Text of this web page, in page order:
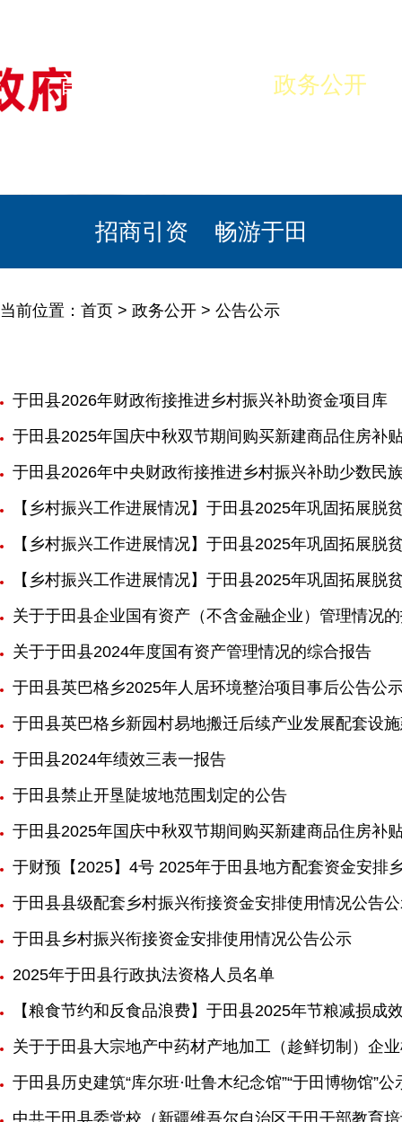
首页 政务公开
招商引资 畅游于田
当前位置： 首页 > 政务公开 > 公告公示
于田县2026年财政衔接推进乡村振兴补助资金项目库
于田县2025年国庆中秋双节期间购买新建商品住房补
于田县2026年中央财政衔接推进乡村振兴补助少数民
【乡村振兴工作进展情况】于田县2025年巩固拓展
【乡村振兴工作进展情况】于田县2025年巩固拓展脱
【乡村振兴工作进展情况】于田县2025年巩固拓展脱
关于于田县企业国有资产（不含金融企业）管理情况
关于于田县2024年度国有资产管理情况的综合报告
于田县英巴格乡2025年人居环境整治项目事后公告公
于田县英巴格乡新园村易地搬迁后续产业发展配套设
于田县2024年绩效三表一报告
于田县禁止开垦陡坡地范围划定的公告
于田县2025年国庆中秋双节期间购买新建商品住房补
于财预【2025】4号 2025年于田县地方配套资金安排
于田县县级配套乡村振兴衔接资金安排使用情况公告
于田县乡村振兴衔接资金安排使用情况公告公示
2025年于田县行政执法资格人员名单
【粮食节约和反食品浪费】于田县2025年节粮减损成
关于于田县大宗地产中药材产地加工（趁鲜切制）企
于田县历史建筑“库尔班·吐鲁木纪念馆”“于田博物馆”公
中共于田县委党校（新疆维吾尔自治区于田干部教育